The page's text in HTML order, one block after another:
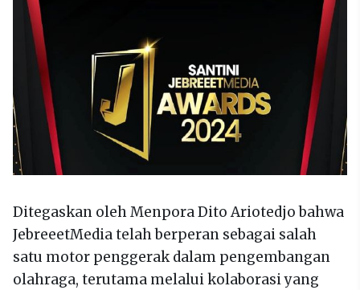
Ditegaskan oleh Menpora Dito Ariotedjo bahwa
JebreeetMedia telah berperan sebagai salah
satu motor penggerak dalam pengembangan
olahraga, terutama melalui kolaborasi yang